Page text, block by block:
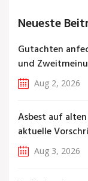
Neueste
Gutachten
und
Aug 2, 2026
Asbest auf
aktuelle
Aug 3, 2026